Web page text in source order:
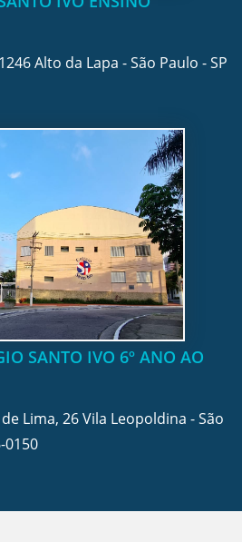
Alto da Lapa - São Paulo - SP
SANTO IVO 6º ANO AO
Lima, 26 Vila Leopoldina - São
0150